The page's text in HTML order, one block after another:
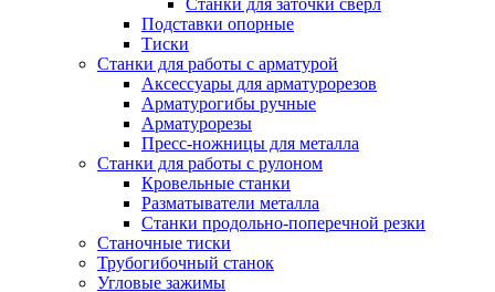
Подставки опорные
Тиски
Станки для работы с арматурой
Аксессуары для арматурорезов
Арматурогибы ручные
Арматурорезы
Пресс-ножницы для металла
Станки для работы с рулоном
Кровельные станки
Разматыватели металла
Станки продольно-поперечной резки
Станочные тиски
Трубогибочный станок
Угловые зажимы